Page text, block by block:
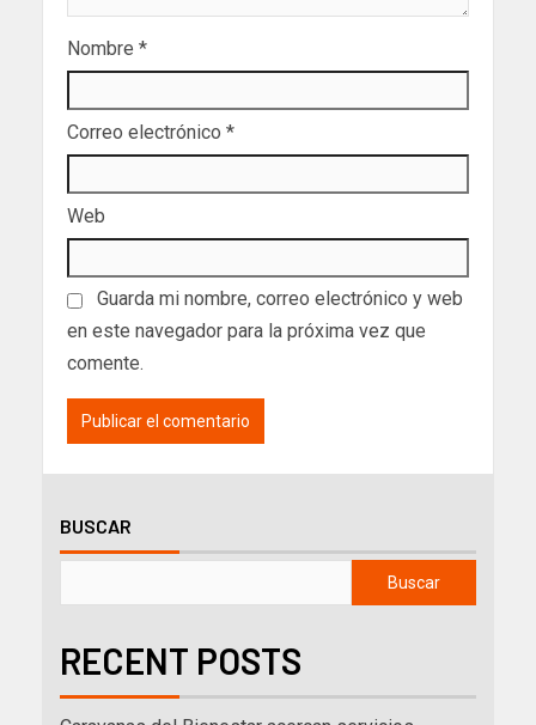
Nombre *
Correo electrónico *
Web
Guarda mi nombre, correo electrónico y web
en este navegador para la próxima vez que
comente.
BUSCAR
Buscar
RECENT POSTS